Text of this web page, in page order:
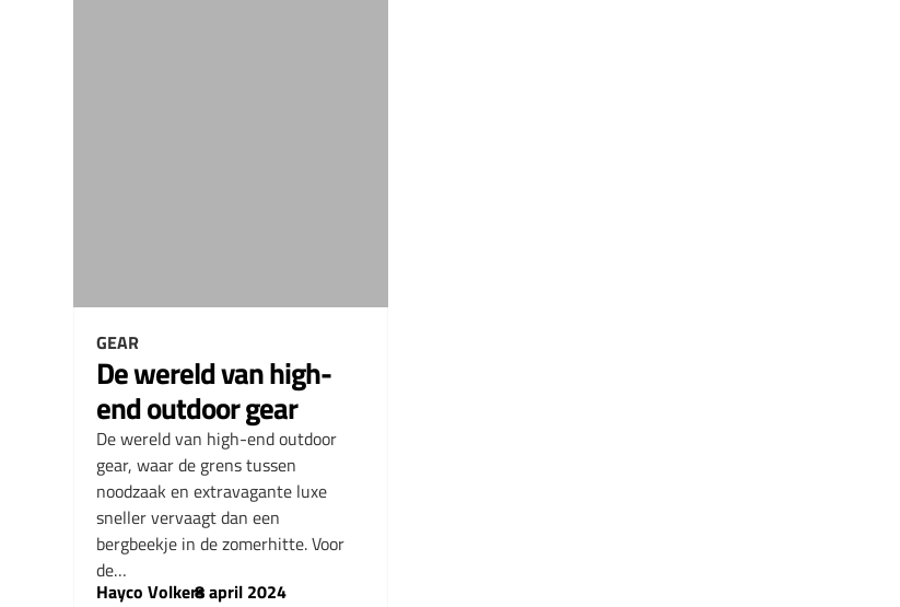
GEAR
De wereld van high-
end outdoor gear
De wereld van high-end outdoor
gear, waar de grens tussen
noodzaak en extravagante luxe
sneller vervaagt dan een
bergbeekje in de zomerhitte. Voor
de…
Hayco Volkers
–
8 april 2024